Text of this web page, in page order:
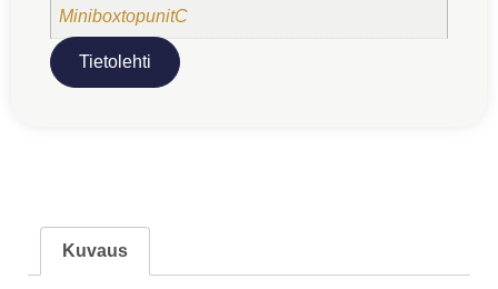
MiniboxtopunitC
Tietolehti
Kuvaus